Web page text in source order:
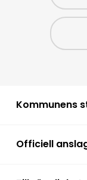
Kommunens
Officiell